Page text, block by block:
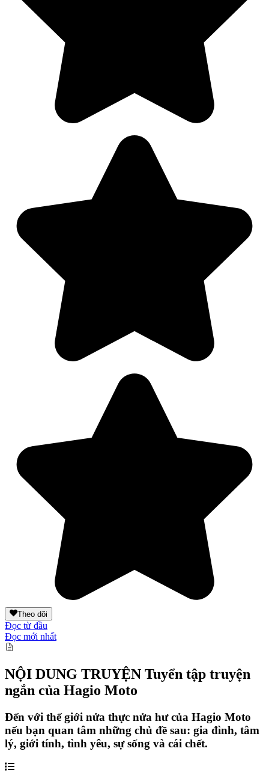
Theo dõi
Đọc từ đầu
Đọc mới nhất
NỘI DUNG TRUYỆN Tuyển tập truyện
ngắn của Hagio Moto
Đến với thế giới nửa thực nửa hư của Hagio Moto
nếu bạn quan tâm những chủ đề sau: gia đình, tâm
lý, giới tính, tình yêu, sự sống và cái chết.